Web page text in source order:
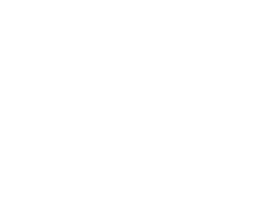
づく、ということもあるかと思
どのお困り事がございました